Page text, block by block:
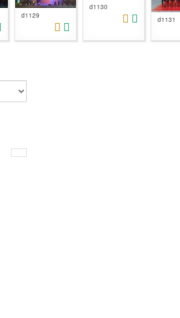
d1129
d1130
d1131